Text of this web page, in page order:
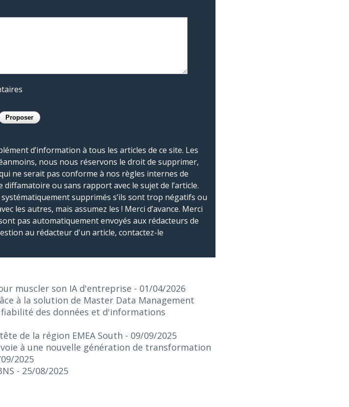
d’information à tous les articles de ce site. Les
nous nous réservons le droit de supprimer,
ne serait pas conforme à nos règles internes de
ou sans rapport avec le sujet de l’article.
supprimés s’ils sont trop négatifs ou
les autres, mais assumez les ! Merci d’avance. Merci
pas automatiquement envoyés aux rédacteurs de
au rédacteur d'un article, contactez-le
muscler son IA d'entreprise - 01/04/2026
à la solution de Master Data Management
des données et d'informations
de la région EMEA South - 09/09/2025
à une nouvelle génération de transformation
2025
- 25/08/2025